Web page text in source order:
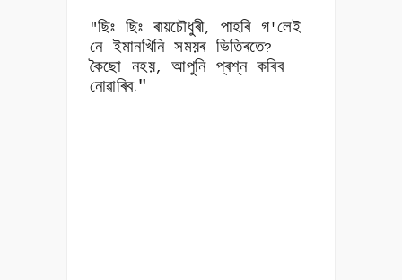
"ছিঃ ছিঃ ৰায়চৌধুৰী, পাহৰি গ'লেই
নে ইমানখিনি সময়ৰ ভিতিৰতে?
কৈছো নহয়,আপুনি প্ৰশ্ন কৰিব
নোৱাৰিব৷"